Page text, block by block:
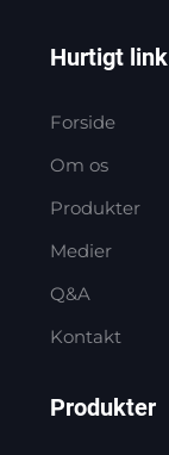
Hurtigt link
Forside
Om os
Produkter
Medier
Q&A
Kontakt
Produkter